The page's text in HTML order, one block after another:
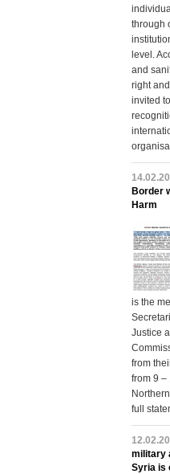
through
level.
and
right
invited
Border
Harm
is the
Justice
from
from 9 –
full
military
Syria is